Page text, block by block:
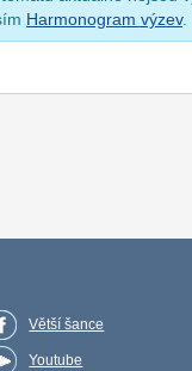
Harmonogram výzev.
Větší šance
Youtube